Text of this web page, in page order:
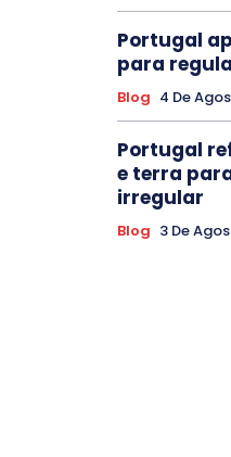
Portugal
para
Blog 4 De
Portugal
e terra
irregular
Blog 3 De